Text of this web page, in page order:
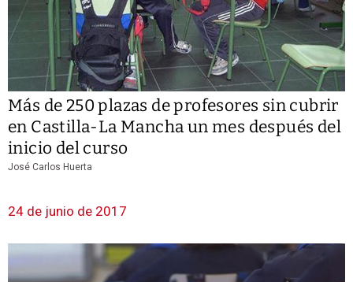
Más de 250 plazas de profesores sin cubrir
en Castilla-La Mancha un mes después del
inicio del curso
José Carlos Huerta
24 de junio de 2017